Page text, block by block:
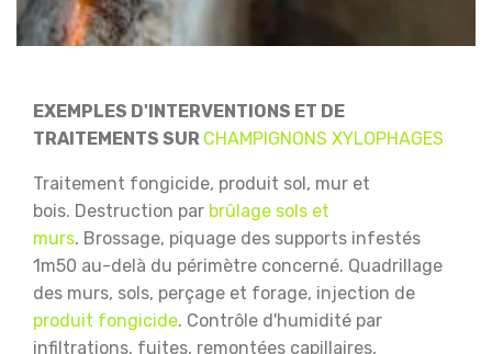
EXEMPLES D'INTERVENTIONS ET DE
TRAITEMENTS SUR CHAMPIGNONS XYLOPHAGES
Traitement fongicide, produit sol, mur et
bois. Destruction par brûlage sols et
murs. Brossage, piquage des supports infestés
1m50 au-delà du périmètre concerné. Quadrillage
des murs, sols, perçage et forage, injection de
produit fongicide. Contrôle d'humidité par
infiltrations, fuites, remontées capillaires,